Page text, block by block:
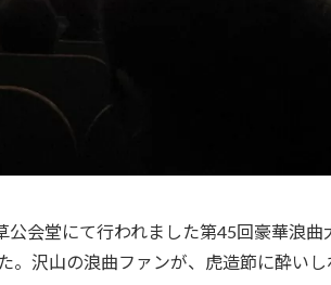
公会堂にて行われました第45回豪華浪曲
。沢山の浪曲ファンが、虎造節に酔いし